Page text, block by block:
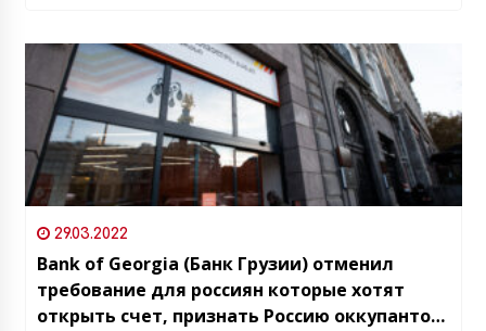
29.03.2022
Bank of Georgia (Банк Грузии) отменил
требование для россиян которые хотят
открыть счет, признать Россию оккупантом,